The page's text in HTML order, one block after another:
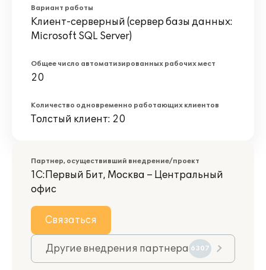
Вариант работы
Клиент-серверный (сервер базы данных:
Microsoft SQL Server)
Общее число автоматизированных рабочих мест
20
Количество одновременно работающих клиентов
Толстый клиент: 20
Партнер, осуществивший внедрение/проект
1С:Первый Бит, Москва – Центральный
офис
Связаться
Другие внедрения партнера 6307